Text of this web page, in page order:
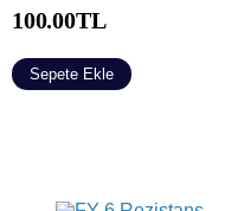
100.00TL
Sepete Ekle